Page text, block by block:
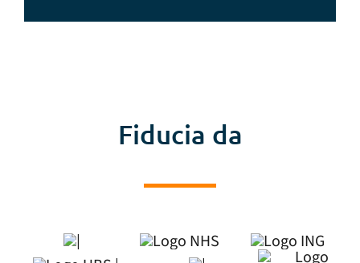
Fiducia da